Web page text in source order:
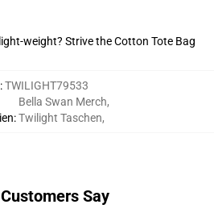
weight? Strive the Cotton Tote Bag
:TWILIGHT79533
:
Bella Swan Merch,
Twilight Taschen,
Say